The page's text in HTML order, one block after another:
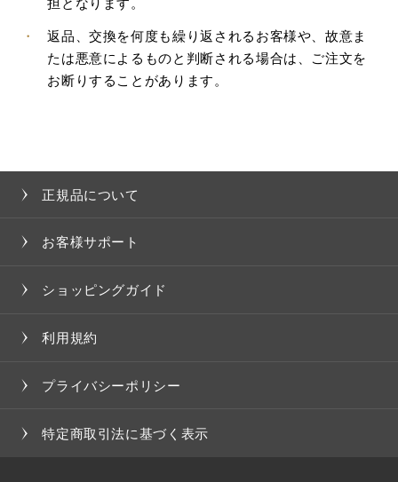
担となります。
・
返品、交換を何度も繰り返されるお客様や、故意ま
たは悪意によるものと判断される場合は、ご注文を
お断りすることがあります。
正規品について
お客様サポート
ショッピングガイド
利用規約
プライバシーポリシー
特定商取引法に基づく表示